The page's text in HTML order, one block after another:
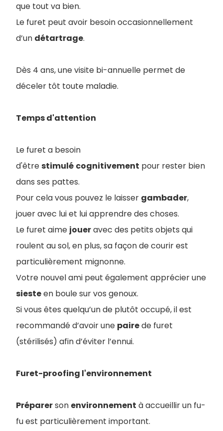
que tout va bien.
Le furet peut avoir besoin occasionnellement
d’un détartrage.
Dès 4 ans, une visite bi-annuelle permet de
déceler tôt toute maladie.
Temps d'attention
Le furet a besoin
d'êtrestimulé cognitivement pour rester bien
dans ses pattes.
Pour cela vous pouvez le laisser gambader,
jouer avec lui et lui apprendre des choses.
Le furet aime joueravec des petits objets qui
roulent au sol, en plus, sa façon de courir est
particulièrement mignonne.
Votre nouvel ami peut également apprécier une
siesteen boule sur vos genoux.
Si vous êtes quelqu’un de plutôt occupé, il est
recommandé d’avoir une pairede furet
(stérilisés) afin d’éviter l’ennui.
Furet-proofing l'environnement
Préparerson environnement à accueillir un fu-
fu est particulièrement important.